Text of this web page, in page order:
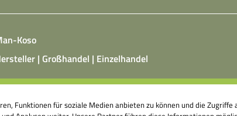
Koso
| Großhandel | Einzelhandel
Zusatz von Hefepilzen, Milchsäurebakterien in
Funktionen für soziale Medien anbieten zu können und die